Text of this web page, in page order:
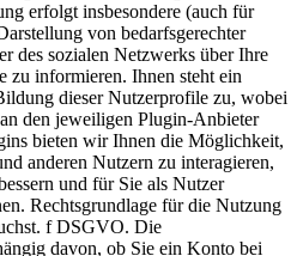
erfolgt insbesondere (auch für
von bedarfsgerechter
des sozialen Netzwerks über Ihre
zu informieren. Ihnen steht ein
dieser Nutzerprofile zu, wobei
den jeweiligen Plugin-Anbieter
bieten wir Ihnen die Möglichkeit,
anderen Nutzern zu interagieren,
und für Sie als Nutzer
Rechtsgrundlage für die Nutzung
f DSGVO. Die
davon, ob Sie ein Konto bei